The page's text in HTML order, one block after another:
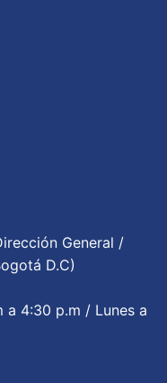
General /
D.C)
a 4:30 p.m / Lunes a